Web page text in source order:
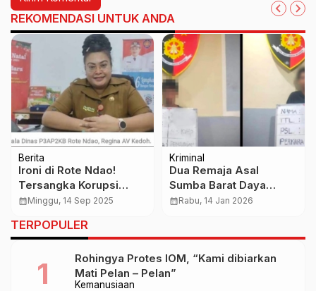
REKOMENDASI UNTUK ANDA
Berita
Ironi di Rote Ndao!
Tersangka Korupsi
Regina Kedoh Justru
Bupati
calendar_monthMinggu, 14 Sep 2025
Kriminal
Dua Remaja Asal
Sumba Barat Daya
Ditangkap Usai Curi
calendar_monthRabu, 14 Jan 2026
TERPOPULER
Kemanusiaan
Rohingya Protes IOM, “Kami dibiarkan
Mati Pelan – Pelan”